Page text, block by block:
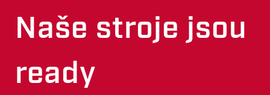
Naše stroje jsou
ready